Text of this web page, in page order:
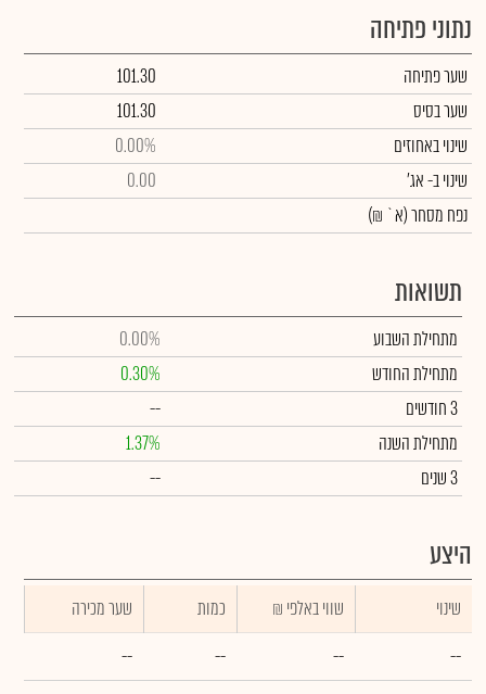
נתוני פתיחה
שער פתיחה
101.30
שער בסיס
101.30
שינוי באחוזים
0.00%
שינויב- אג'
0.00
נפח מסחר(א` ₪)
תשואות
מתחילת השבוע
0.00%
מתחילת החודש
0.30%
3 חודשים
--
מתחילת השנה
1.37%
3 שנים
--
היצע
שינוי ₪ שווי באלפי כמות
שער מכירה
--
--
--
--